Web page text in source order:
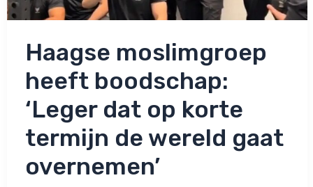
Haagse moslimgroep
heeft boodschap:
‘Leger dat op korte
termijn de wereld gaat
overnemen’